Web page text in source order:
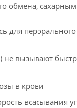
обмена,
для
не вызывают
в крови
всасывания